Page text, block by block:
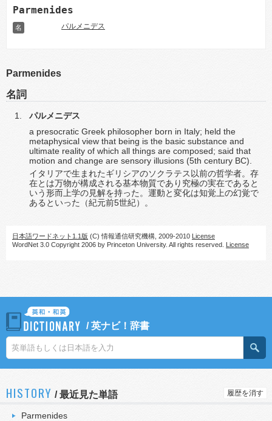
Parmenides
名 パルメニデス
Parmenides
名詞
パルメニデス
a presocratic Greek philosopher born in Italy; held the
metaphysical view that being is the basic substance and
ultimate reality of which all things are composed; said that
motion and change are sensory illusions (5th century BC).
イタリアで生まれたギリシアのソクラテス以前の哲学者。存
在とは万物が構成される基本物質であり究極の実在であると
いう形而上学の見解を持った。運動と変化は知覚上の幻覚で
あるといった（紀元前5世紀）。
日本語ワードネット1.1版 (C) 情報通信研究機構, 2009-2010 License
WordNet 3.0 Copyright 2006 by Princeton University. All rights reserved. License
/英ナビ！辞書
HISTORY /最近見た単語 履歴を消す
Parmenides